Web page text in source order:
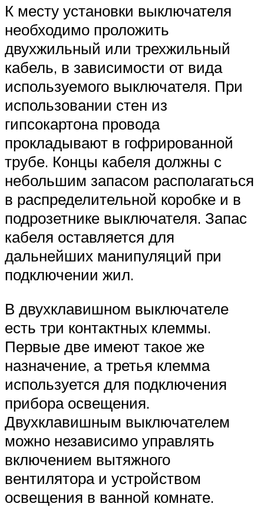
К месту установки выключателя
необходимо проложить
двухжильный или трехжильный
кабель, в зависимости от вида
используемого выключателя. При
использовании стен из
гипсокартона провода
прокладывают в гофрированной
трубе. Концы кабеля должны с
небольшим запасом располагаться
в распределительной коробке и в
подрозетнике выключателя. Запас
кабеля оставляется для
дальнейших манипуляций при
подключении жил.
В двухклавишном выключателе
есть три контактных клеммы.
Первые две имеют такое же
назначение, а третья клемма
используется для подключения
прибора освещения.
Двухклавишным выключателем
можно независимо управлять
включением вытяжного
вентилятора и устройством
освещения в ванной комнате.